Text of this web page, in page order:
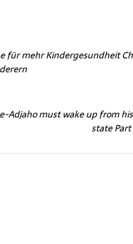
für mehr Kindergesundheit
Adjaho must wake up from
state Part